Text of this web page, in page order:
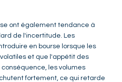
ont également tendance à
de l'incertitude. Les
en bourse lorsque les
et que l'appétit des
les volumes
fortement, ce qui retarde